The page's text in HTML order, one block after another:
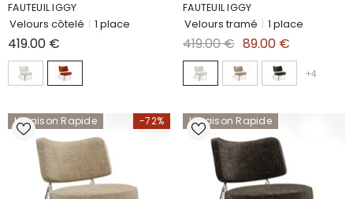
FAUTEUIL IGGY
Velours côtelé | 1 place
419.00 €
FAUTEUIL IGGY
Velours tramé | 1 place
419.00 € 89.00 €
+4
-72%
Livraison Rapide Livraison Rapide